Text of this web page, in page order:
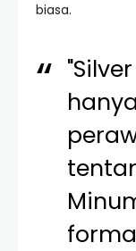
biasa.